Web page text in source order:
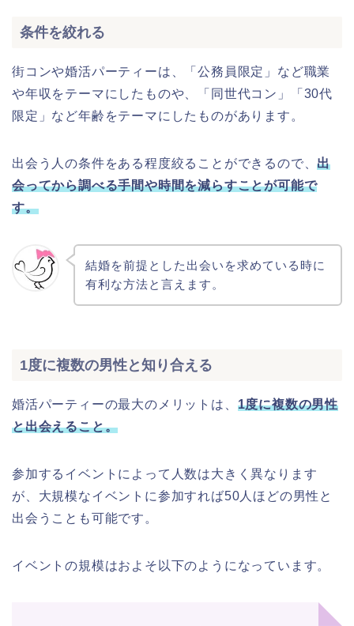
条件を絞れる
街コンや婚活パーティーは、「公務員限定」など職業
や年収をテーマにしたものや、「同世代コン」「30代
限定」など年齢をテーマにしたものがあります。
出会う人の条件をある程度絞ることができるので、出
会ってから調べる手間や時間を減らすことが可能で
す。
結婚を前提とした出会いを求めている時に
有利な方法と言えます。
1度に複数の男性と知り合える
婚活パーティーの最大のメリットは、 1度に複数の男性
と出会えること。
参加するイベントによって人数は大きく異なります
が、大規模なイベントに参加すれば50人ほどの男性と
出会うことも可能です。
イベントの規模はおよそ以下のようになっています。